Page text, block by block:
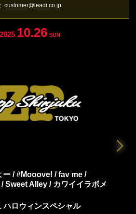
customer@leadi.co.jp
2025 10.26 SUN
ー / #Mooove! / fav me /
Sweet Alley / カワイイラボメ
ハロウィンスペシャル